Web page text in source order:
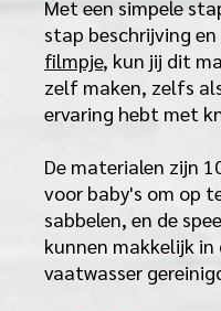
Met een simpele
stap beschrijving en
filmpje, kun jij dit
zelf maken, zelfs
ervaring hebt met
De materialen zijn
voor baby's om op
sabbelen, en de
kunnen makkelijk in
vaatwasser